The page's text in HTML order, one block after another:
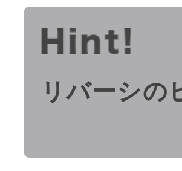
リバーシの